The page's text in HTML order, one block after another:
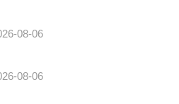
08-06
08-06